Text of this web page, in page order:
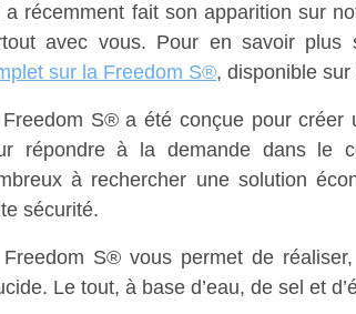
a récemment fait son apparition sur
avec vous. Pour en savoir plus
sur la Freedom S®, disponible sur
S® a été conçue pour créer
répondre à la demande dans le
à rechercher une solution
sécurité.
S® vous permet de
Le tout, à base d’eau, de sel et